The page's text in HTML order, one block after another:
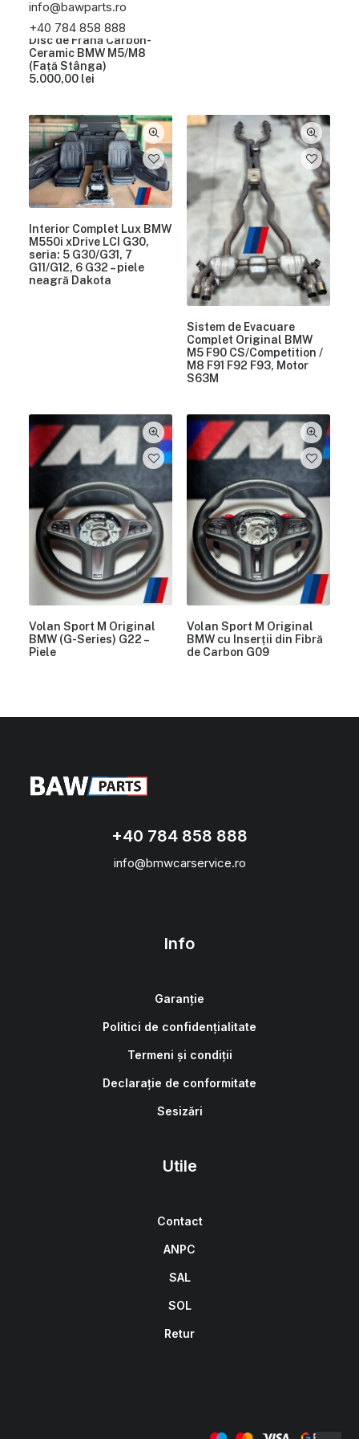
info@bawparts.ro
+40 784 858 888
Disc de Frână Carbon-
Ceramic BMW M5/M8
(Față Stânga)
5.000,00 lei
Interior Complet Lux BMW
M550i xDrive LCI G30,
seria: 5 G30/G31, 7
G11/G12, 6 G32 – piele
neagră Dakota
Sistem de Evacuare
Complet Original BMW
M5 F90 CS/Competition /
M8 F91 F92 F93, Motor
S63M
Volan Sport M Original
BMW (G-Series) G22 –
Piele
Volan Sport M Original
BMW cu Inserții din Fibră
de Carbon G09
+40 784 858 888
info@bmwcarservice.ro
Info
Garanție
Politici de confidențialitate
Termeni și condiții
Declarație de conformitate
Sesizări
Utile
Contact
ANPC
SAL
SOL
Retur